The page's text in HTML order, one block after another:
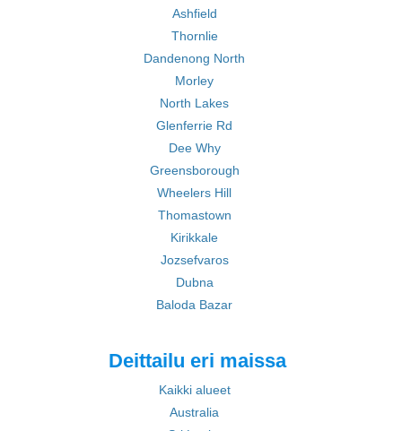
Ashfield
Thornlie
Dandenong North
Morley
North Lakes
Glenferrie Rd
Dee Why
Greensborough
Wheelers Hill
Thomastown
Kirikkale
Jozsefvaros
Dubna
Baloda Bazar
Deittailu eri maissa
Kaikki alueet
Australia